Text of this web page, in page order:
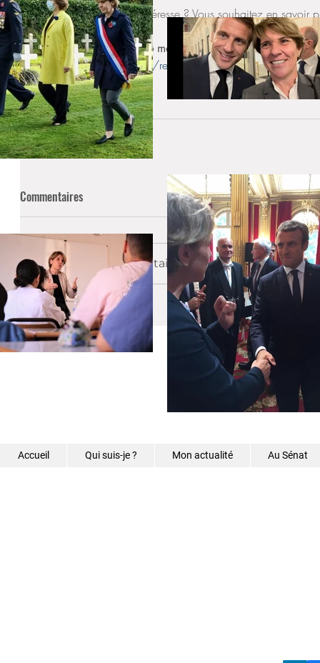
Cette thématique vous intéresse ? Vous souhaitez en savoir
Rendez-vous page 29 de mon bilan
https://en.calameo.com/read/
Circonscription
Actualités
Menus végétariens
Commentaires
Rédigez un commentaire...
Accueil Qui suis-je ? Mon actualité Au Sénat